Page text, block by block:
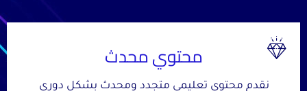
محتوي محدث
نقدم محتوى تعليمي متجدد ومحدث بشكل دوري